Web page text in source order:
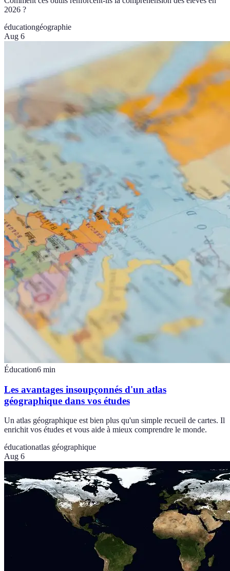
2026 ?
éducationgéographie
Aug 6
Éducation6 min
Les avantages insoupçonnés d'un atlas
géographique dans vos études
Un atlas géographique est bien plus qu'un simple recueil de cartes. Il
enrichit vos études et vous aide à mieux comprendre le monde.
éducationatlas géographique
Aug 6